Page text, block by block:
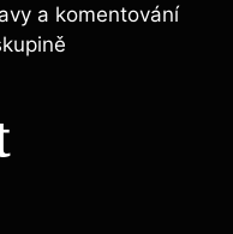
a komentování